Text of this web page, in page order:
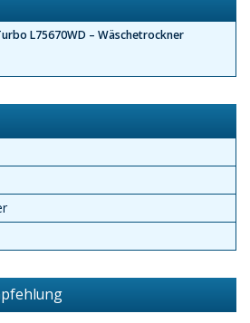
L75670WD – Wäschetrockner